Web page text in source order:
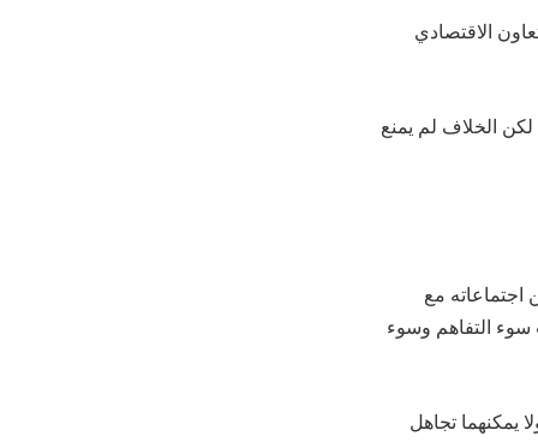
الاقتصادي
الخلاف لم يمنع
اجتماعاته مع
التفاهم وسوء
يمكنهما تجاهل